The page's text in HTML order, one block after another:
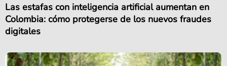
Las estafas con inteligencia artificial aumentan en
Colombia: cómo protegerse de los nuevos fraudes
digitales